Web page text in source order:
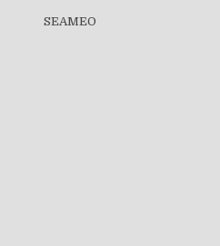
SEAMEO